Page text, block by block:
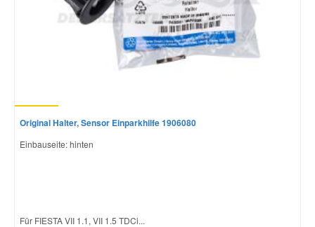
Original Halter, Sensor Einparkhilfe 1906080
Einbauseite: hinten
Für FIESTA VII 1.1, VII 1.5 TDCi...
Mini Ersatzteile
Mitsubishi Ersatzteile
Porsche Ersatzteile